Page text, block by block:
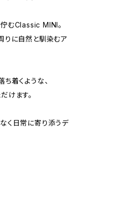
むClassic MINI。
りに自然と馴染むア
着くような、
けます。
く日常に寄り添うデ